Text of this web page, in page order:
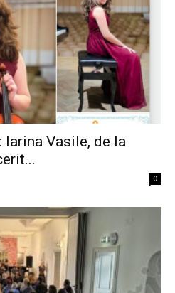
Iarina Vasile, de la
0